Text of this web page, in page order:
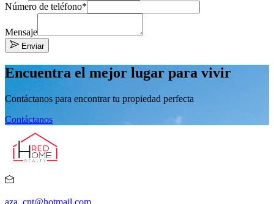
Número de teléfono*
Mensaje
Enviar
Encuentra el mejor lugar para vivir
Contáctanos para encontrar tu propiedad perfecta
Contáctanos
aza_cnt@hotmail.com